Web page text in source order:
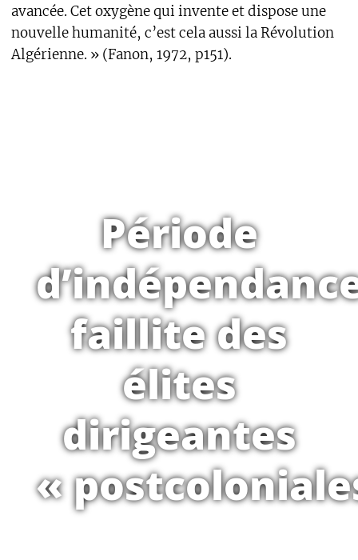
avancée. Cet oxygène qui invente et dispose une
nouvelle humanité, c’est cela aussi la Révolution
Algérienne. » (Fanon, 1972, p151).
Période
faillite des
élites
dirigeantes
«